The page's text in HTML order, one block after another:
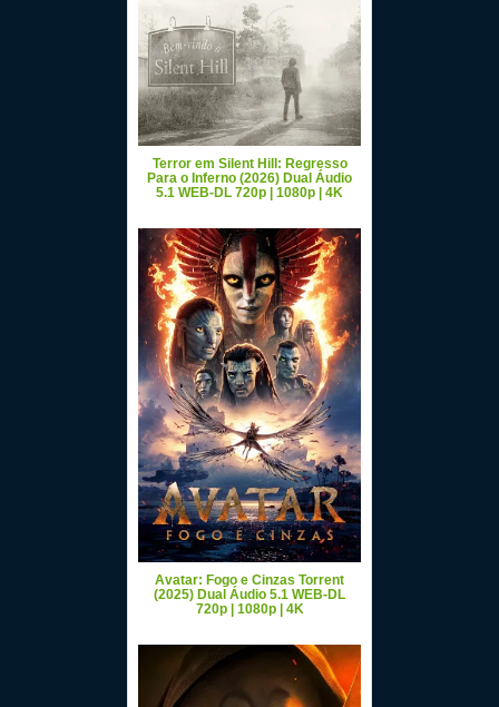
Terror em Silent Hill: Regresso
Para o Inferno (2026) Dual Áudio
5.1 WEB-DL 720p | 1080p | 4K
Avatar: Fogo e Cinzas Torrent
(2025) Dual Áudio 5.1 WEB-DL
720p | 1080p | 4K